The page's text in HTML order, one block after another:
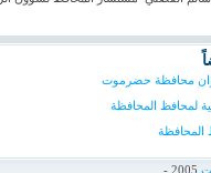
محافظة حضرموت
لمحافظ المحافظة
المحافظة
2005 -